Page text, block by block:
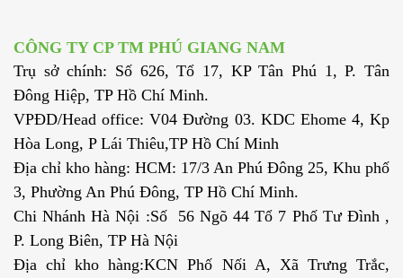
CÔNG TY CP TM PHÚ GIANG NAM
Trụ sở chính: Số 626, Tổ 17, KP Tân Phú 1, P. Tân
Đông Hiệp, TP Hồ Chí Minh.
VPĐD/Head office: V04 Đường 03. KDC Ehome 4, Kp
Hòa Long, P Lái Thiêu,TP Hồ Chí Minh
Địa chỉ kho hàng: HCM: 17/3 An Phú Đông 25, Khu phố
3, Phường An Phú Đông, TP Hồ Chí Minh.
Chi Nhánh Hà Nội :Số 56 Ngõ 44 Tổ 7 Phố Tư Đình ,
P. Long Biên, TP Hà Nội
Địa chỉ kho hàng:KCN Phố Nối A, Xã Trưng Trắc,